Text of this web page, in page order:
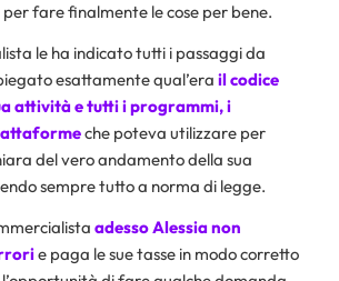
per fare finalmente le cose per bene.
le ha indicato tutti i passaggi da
esattamente qual’era il codice
attività e tutti i programmi, i
che poteva utilizzare per
del vero andamento della sua
sempre tutto a norma di legge.
adesso Alessia non
e paga le sue tasse in modo corretto